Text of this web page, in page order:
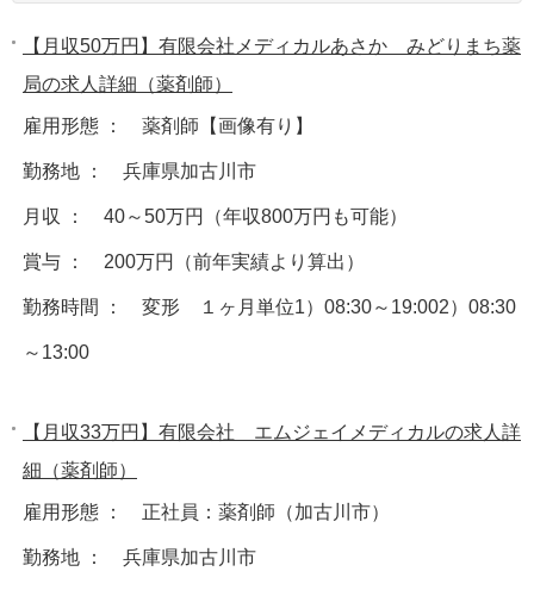
【月収50万円】有限会社メディカルあさか みどりまち薬
局の求人詳細（薬剤師）
雇用形態 ： 薬剤師【画像有り】
勤務地 ： 兵庫県加古川市
月収 ： 40～50万円（年収800万円も可能）
賞与 ： 200万円（前年実績より算出）
勤務時間 ： 変形 １ヶ月単位1）08:30～19:002）08:30
～13:00
【月収33万円】有限会社 エムジェイメディカルの求人詳
細（薬剤師）
雇用形態 ： 正社員：薬剤師（加古川市）
勤務地 ： 兵庫県加古川市